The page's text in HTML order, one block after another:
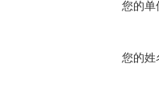
您的单
您的姓